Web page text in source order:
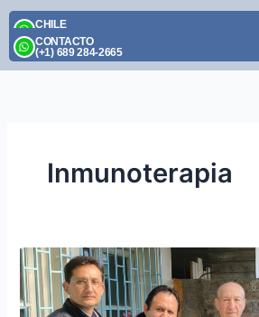
Skip
content
CHILE
(+56) 9 2395 1174
CONTACTO
(+1) 689 284-2665
Inmunoterapia
Oncovix
Inmunoterapia